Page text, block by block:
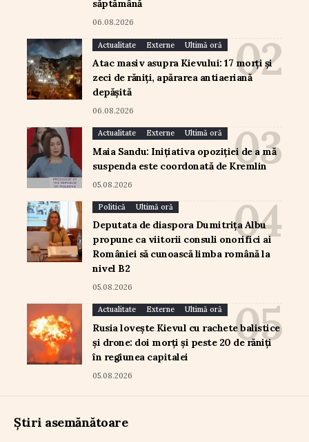
săptămână
06.08.2026
Actualitate Externe Ultimă oră
Atac masiv asupra Kievului: 17 morți și
zeci de răniți, apărarea antiaeriană
depășită
06.08.2026
Actualitate Externe Ultimă oră
Maia Sandu: Inițiativa opoziției de a mă
suspenda este coordonată de Kremlin
05.08.2026
Politică Ultimă oră
Deputata de diaspora Dumitrița Albu
propune ca viitorii consuli onorifici ai
României să cunoască limba română la
nivel B2
05.08.2026
Actualitate Externe Ultimă oră
Rusia lovește Kievul cu rachete balistice
și drone: doi morți și peste 20 de răniți
în regiunea capitalei
05.08.2026
Știri asemănătoare